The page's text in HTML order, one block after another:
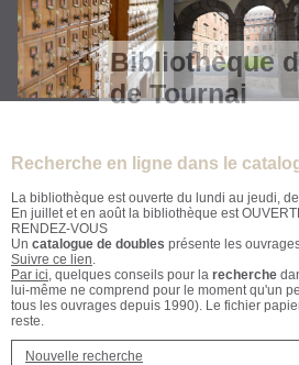
Bibliothèque
de Tournai
Recherche en ligne dans le
La bibliothèque est ouverte du lundi au jeudi,
En juillet et en août la bibliothèque est
RENDEZ-VOUS
Un catalogue de doubles présente les
Suivre ce lien.
Par ici, quelques conseils pour la recherche
lui-même ne comprend pour le moment qu'un
tous les ouvrages depuis 1990). Le fichier
reste.
Nouvelle recherche